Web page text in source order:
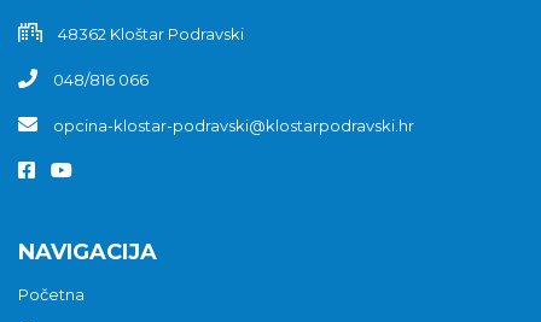
48362 Kloštar Podravski
048/816 066
opcina-klostar-podravski@klostarpodravski.hr
NAVIGACIJA
Početna